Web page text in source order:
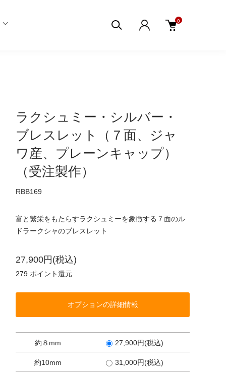
0
ラクシュミー・シルバー・
ブレスレット（７面、ジャ
ワ産、プレーンキャップ）
（受注製作）
RBB169
富と繁栄をもたらすラクシュミーを象徴する７面のル
ドラークシャのブレスレット
27,900円(税込)
279 ポイント還元
オプションの詳細情報
約８mm 27,900円(税込)
約10mm 31,000円(税込)